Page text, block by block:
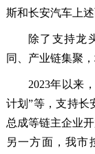
斯和长安汽车上
除了支持龙
同、产业链集聚
2023年以来
计划”等，支持长
总成等链主企业
另一方面，我市